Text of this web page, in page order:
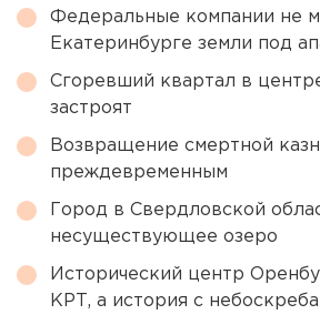
Федеральные компании не
Екатеринбурге земли под
Сгоревший квартал в
застроят
Возвращение смертной
преждевременным
Город в Свердловской
несуществующее озеро
Исторический центр
КРТ, а история с